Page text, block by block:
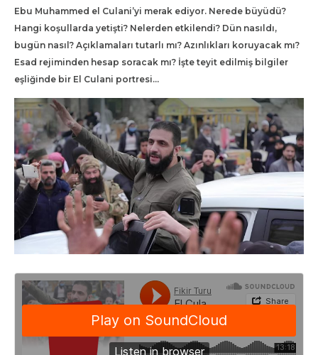
Ebu Muhammed el Culani’yi merak ediyor. Nerede büyüdü?
Hangi koşullarda yetişti? Nelerden etkilendi? Dün nasıldı,
bugün nasıl? Açıklamaları tutarlı mı? Azınlıkları koruyacak mı?
Esad rejiminden hesap soracak mı? İşte teyit edilmiş bilgiler
eşliğinde bir El Culani portresi…